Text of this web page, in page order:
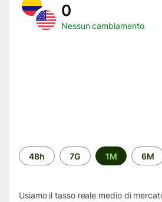
0
Nessun cambiamento
Periodo
di
48h 7G 1M 6M
Usiamo il tasso reale medio di